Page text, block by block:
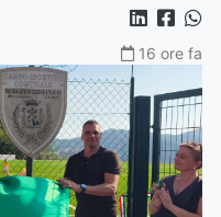
16 ore fa